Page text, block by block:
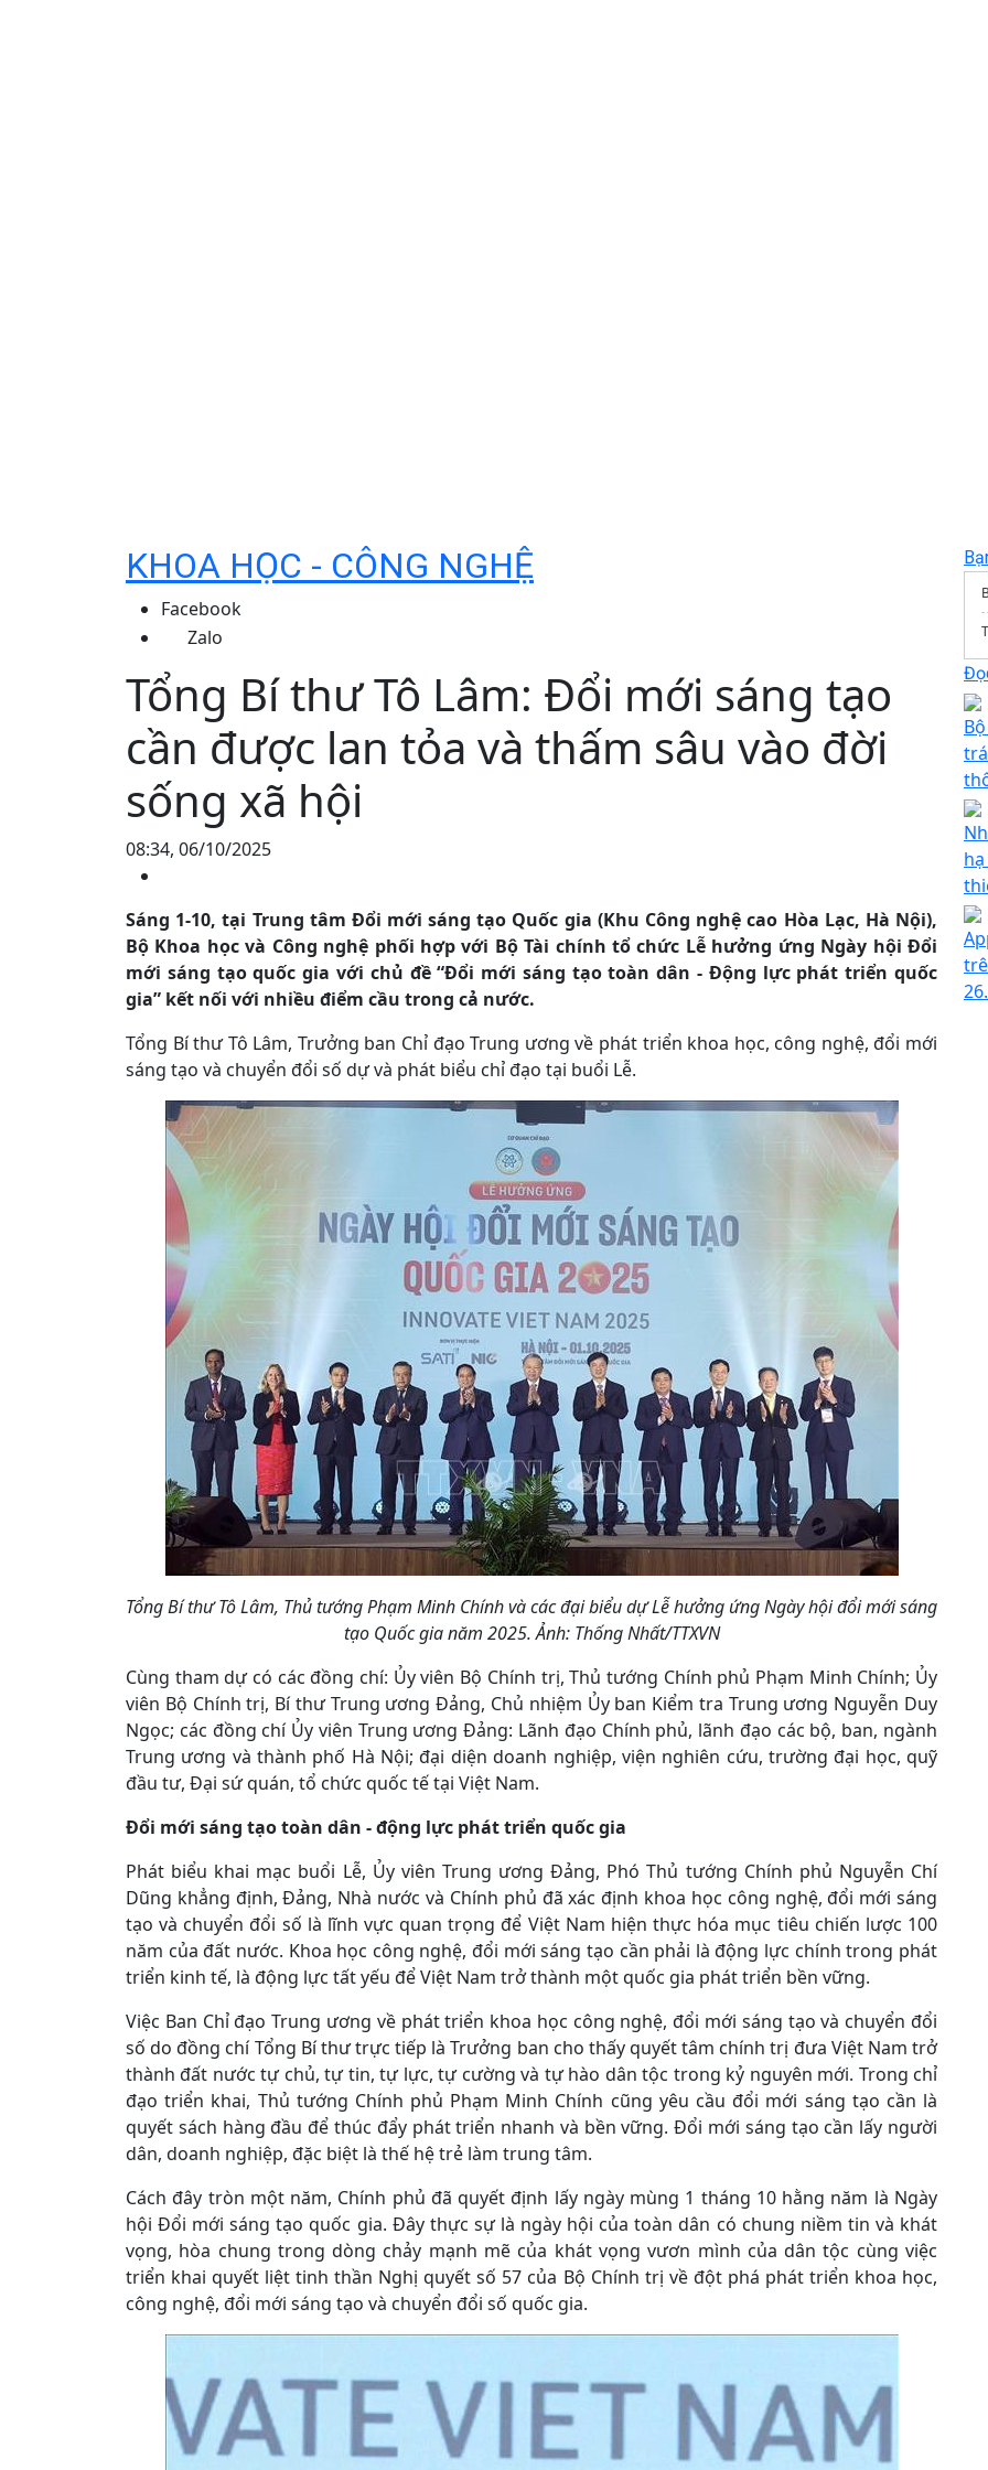
KHOA HỌC - CÔNG NGHỆ
Facebook
Zalo
Tổng Bí thư Tô Lâm: Đổi mới sáng tạo
cần được lan tỏa và thấm sâu vào đời
sống xã hội
08:34, 06/10/2025
Sáng 1-10, tại Trung tâm Đổi mới sáng tạo Quốc gia (Khu Công nghệ cao Hòa Lạc, Hà Nội),
Bộ Khoa học và Công nghệ phối hợp với Bộ Tài chính tổ chức Lễ hưởng ứng Ngày hội Đổi
mới sáng tạo quốc gia với chủ đề “Đổi mới sáng tạo toàn dân - Động lực phát triển quốc
gia” kết nối với nhiều điểm cầu trong cả nước.
Tổng Bí thư Tô Lâm, Trưởng ban Chỉ đạo Trung ương về phát triển khoa học, công nghệ, đổi mới
sáng tạo và chuyển đổi số dự và phát biểu chỉ đạo tại buổi Lễ.
Tổng Bí thư Tô Lâm, Thủ tướng Phạm Minh Chính và các đại biểu dự Lễ hưởng ứng Ngày hội đổi mới sáng
tạo Quốc gia năm 2025. Ảnh: Thống Nhất/TTXVN
Cùng tham dự có các đồng chí: Ủy viên Bộ Chính trị, Thủ tướng Chính phủ Phạm Minh Chính; Ủy
viên Bộ Chính trị, Bí thư Trung ương Đảng, Chủ nhiệm Ủy ban Kiểm tra Trung ương Nguyễn Duy
Ngọc; các đồng chí Ủy viên Trung ương Đảng: Lãnh đạo Chính phủ, lãnh đạo các bộ, ban, ngành
Trung ương và thành phố Hà Nội; đại diện doanh nghiệp, viện nghiên cứu, trường đại học, quỹ
đầu tư, Đại sứ quán, tổ chức quốc tế tại Việt Nam.
Đổi mới sáng tạo toàn dân - động lực phát triển quốc gia
Phát biểu khai mạc buổi Lễ, Ủy viên Trung ương Đảng, Phó Thủ tướng Chính phủ Nguyễn Chí
Dũng khẳng định, Đảng, Nhà nước và Chính phủ đã xác định khoa học công nghệ, đổi mới sáng
tạo và chuyển đổi số là lĩnh vực quan trọng để Việt Nam hiện thực hóa mục tiêu chiến lược 100
năm của đất nước. Khoa học công nghệ, đổi mới sáng tạo cần phải là động lực chính trong phát
triển kinh tế, là động lực tất yếu để Việt Nam trở thành một quốc gia phát triển bền vững.
Việc Ban Chỉ đạo Trung ương về phát triển khoa học công nghệ, đổi mới sáng tạo và chuyển đổi
số do đồng chí Tổng Bí thư trực tiếp là Trưởng ban cho thấy quyết tâm chính trị đưa Việt Nam trở
thành đất nước tự chủ, tự tin, tự lực, tự cường và tự hào dân tộc trong kỷ nguyên mới. Trong chỉ
đạo triển khai, Thủ tướng Chính phủ Phạm Minh Chính cũng yêu cầu đổi mới sáng tạo cần là
quyết sách hàng đầu để thúc đẩy phát triển nhanh và bền vững. Đổi mới sáng tạo cần lấy người
dân, doanh nghiệp, đặc biệt là thế hệ trẻ làm trung tâm.
Cách đây tròn một năm, Chính phủ đã quyết định lấy ngày mùng 1 tháng 10 hằng năm là Ngày
hội Đổi mới sáng tạo quốc gia. Đây thực sự là ngày hội của toàn dân có chung niềm tin và khát
vọng, hòa chung trong dòng chảy mạnh mẽ của khát vọng vươn mình của dân tộc cùng việc
triển khai quyết liệt tinh thần Nghị quyết số 57 của Bộ Chính trị về đột phá phát triển khoa học,
công nghệ, đổi mới sáng tạo và chuyển đổi số quốc gia.